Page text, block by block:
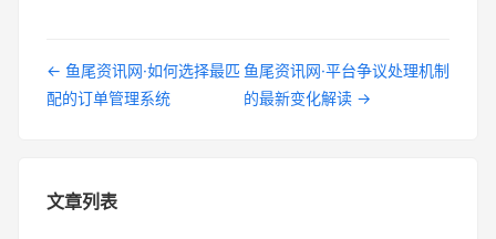
← 鱼尾资讯网·如何选择最匹
配的订单管理系统
鱼尾资讯网·平台争议处理机制
的最新变化解读 →
文章列表